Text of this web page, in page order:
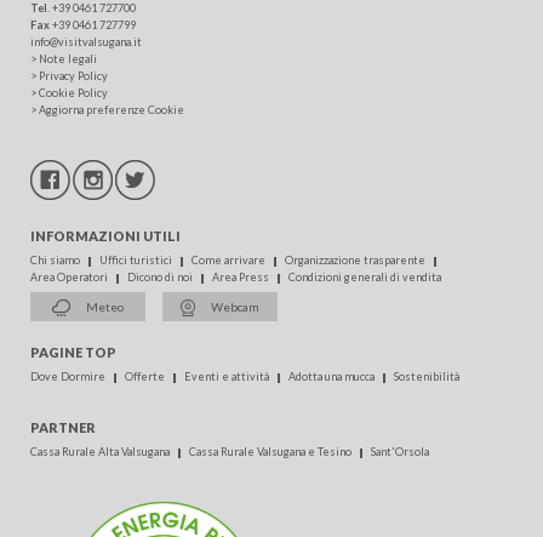
Tel +39 0461 727700
Fax+39 0461 727799
info@visitvalsugana.it
> Note legali
> Privacy Policy
>Cookie Policy
>Aggiorna preferenze Cookie
INFORMAZIONI UTILI
Chi siamo Uffici turistici Come arrivare
Organizzazione trasparente
Area Operatori
Dicono di noi Area Press Condizioni generali di vendita
Meteo Webcam
PAGINE TOP
Dove Dormire Offerte Eventi e attività Adotta una mucca Sostenibilità
PARTNER
Cassa Rurale Alta Valsugana Cassa Rurale Valsugana e Tesino Sant'Orsola